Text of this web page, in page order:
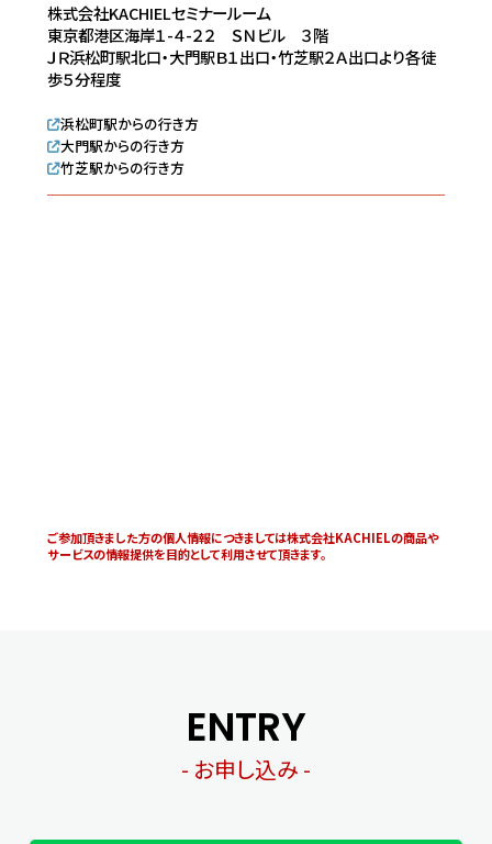
株式会社KACHIELセミナールーム
東京都港区海岸１-４-２２ ＳＮビル ３階
ＪＲ浜松町駅北口・大門駅Ｂ１出口・竹芝駅２Ａ出口より各徒
歩５分程度
浜松町駅からの行き方
大門駅からの行き方
竹芝駅からの行き方
ご参加頂きました方の個人情報につきましては株式会社KACHIELの商品や
サービスの情報提供を目的として利用させて頂きます。
ENTRY
- お申し込み -